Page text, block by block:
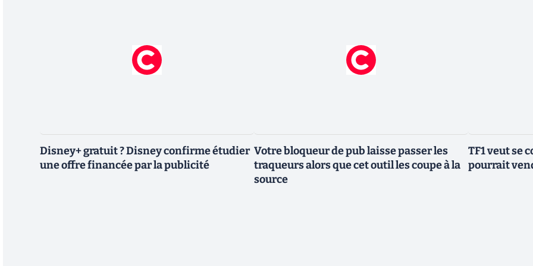
Disney+ gratuit ? Disney confirme étudier
une offre financée par la publicité
Votre bloqueur de pub laisse passer les
traqueurs alors que cet outil les coupe à la
source
TF1 veut se
pourrait